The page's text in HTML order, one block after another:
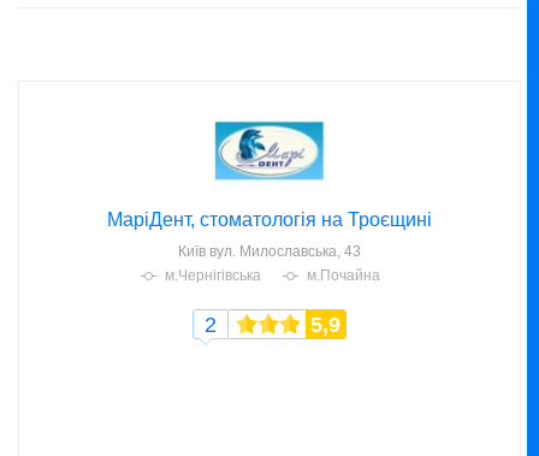
МаріДент, стоматологія на Троєщині
Київ вул. Милославська, 43
м.Чернігівська
м.Почайна
2 5,9